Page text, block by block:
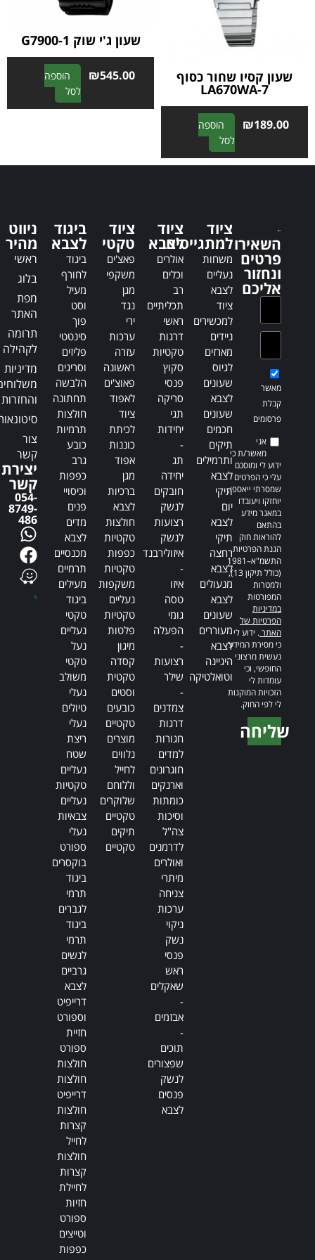
שעון קסיו שחור כסוף
LA670WA-7
₪189.00
הוספה
לסל
A
l
t
i
v
שעון ג'י שוק G7900-1
₪545.00
הוספה
לסל
A
l
n
v
e
השאירו
פרטים
ונחזור
אליכם
מאשר
קבלת
פרסומים
אני
מאשר/ת כי
ידוע לי ומוסכם
עלי כי הפרטים
שמסרתי ייאספו,
יוחזקו ויעובדו
במאגר מידע
בהתאם
להוראות חוק
הגנת הפרטיות,
התשמ"א–1981
(כולל תיקון 13),
ולמטרות
המפורטות
במדיניות
הפרטיות של
האתר. ידוע לי
כי מסירת המידע
נעשית מרצוני
החופשי, וכי
עומדות לי
הזכויות המוקנות
לי לפי החוק.
שליחה
ציוד
למתגייסים
משחות
נעליים
לצבא
ציוד
למכשירים
ניידים
מארזים
לגיוס
שעונים
לצבא
שעונים
חכמים
תיקים
ותרמילים
לצבא
תיקי
יום
לצבא
תיקי
רחצה
לצבא
מנעולים
לצבא
שעונים
מעוררים
לצבא
היגיינה
וטואלטיקה
ציוד
לצבא
אולרים
וכלים
רב
תכליתיים
ראשי
דרגות
טקטיות
סקוץ
פנסי
סריקה
תגי
יחידות
-
תג
יחידה
חובקים
לנשק
רצועות
לנשק
איזולירבנד
-
איזו
טסה
גומי
הפעלה
-
רצועות
שילר
-
צמדנים
דרגות
חגורות
למדים
חוגרונים
וארנקים
כומתות
וסיכות
צה"ל
לדרמנים
ואולרים
מיתרי
צניחה
ערכות
ניקוי
נשק
פנסי
ראש
שאקלים
-
אבזמים
-
תוכים
שפצורים
לנשק
פנסים
לצבא
ציוד
טקטי
פאצ'ים
משקפי
מגן
נגד
ירי
ערכות
עזרה
ראשונה
פאוצ'ים
לאפוד
ציוד
לכיתת
כוננות
אפוד
מגן
ברכיות
לצבא
חולצות
טקטיות
כפפות
טקטיות
משקפות
נעליים
טקטיות
פלטות
מיגון
קסדה
טקטית
וסטים
כובעים
טקטיים
מוצרים
נלווים
לחייל
וללוחם
שלוקרים
טקטיים
תיקים
טקטיים
ביגוד
לצבא
ביגוד
לחורף
מעיל
וסט
פוך
סינטטי
פליזים
וסריגים
הלבשה
תחתונה
חולצות
תרמיות
כובע
גרב
כפפות
וכיסויי
פנים
מדים
לצבא
מכנסיים
תרמיים
מעילים
ביגוד
טקטי
נעליים
נעל
טקטי
משולב
נעלי
טיולים
נעלי
ריצת
שטח
נעליים
טקטיות
נעליים
צבאיות
נעלי
ספורט
בוקסרים
ביגוד
תרמי
לגברים
ביגוד
תרמי
לנשים
גרביים
לצבא
דרייפיט
וספורט
חזיית
ספורט
חולצות
חולצות
דרייפיט
חולצות
קצרות
לחייל
חולצות
קצרות
לחיילת
חזיות
ספורט
וטייצים
כפפות
ניווט
מהיר
ראשי
בלוג
מפת
האתר
תרומה
לקהילה
מדיניות
והחזרות
צור
קשר
יצירת
קשר
054-
8749-
486